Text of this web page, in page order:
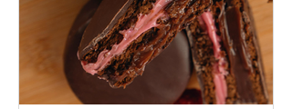
ação promocional 'Achou, Ganhou!',
que vai premiar consumidores com i